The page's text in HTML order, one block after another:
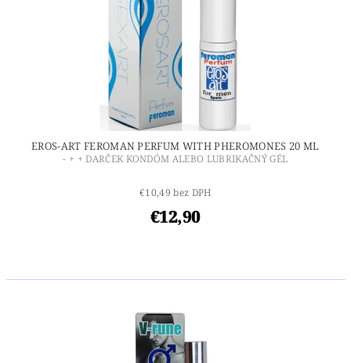
EROS-ART FEROMAN PERFUM WITH PHEROMONES 20 ML
- + + DARČEK KONDÓM ALEBO LUBRIKAČNÝ GÉL
€10,49 bez DPH
€12,90